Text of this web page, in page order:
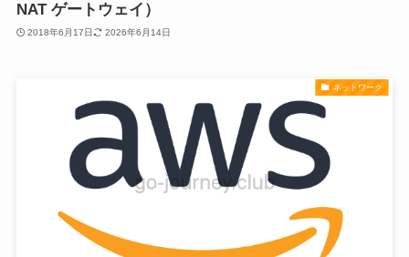
NAT ゲートウェイ）
2018年6月17日 2026年6月14日
ネットワーク